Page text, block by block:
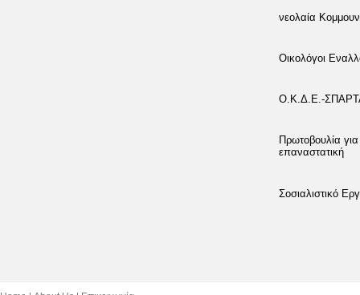
νεολαία
Οικολόγοι
Ο.Κ.Δ.Ε.-
Πρωτοβουλία
επαναστατική
Σοσιαλιστικό